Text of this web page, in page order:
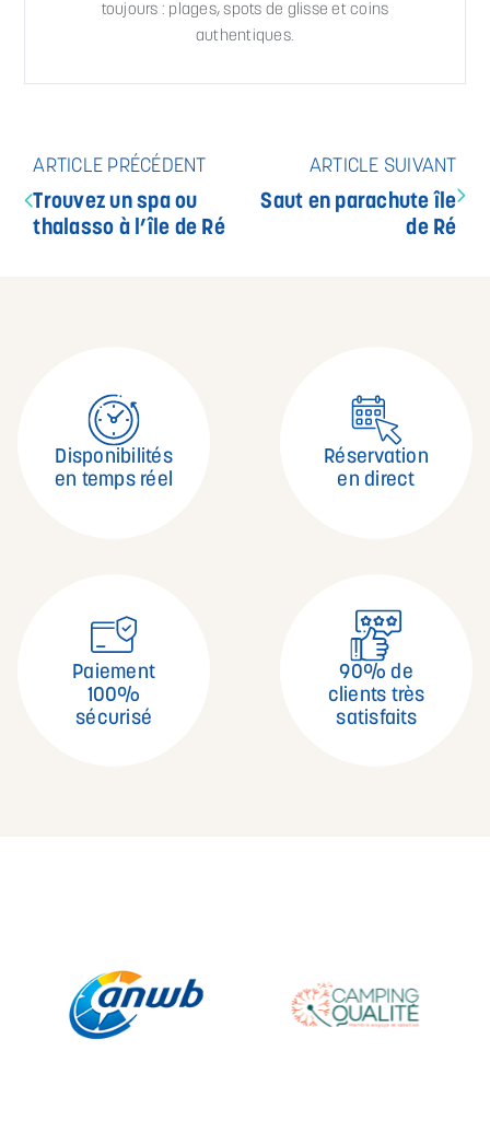
toujours : plages, spots de glisse et coins
authentiques.
ARTICLE PRÉCÉDENT
Trouvez un spa ou
thalasso à l’île de Ré
ARTICLE SUIVANT
Saut en parachute île
de Ré
Disponibilités
en temps réel
Réservation
en direct
Paiement
100%
sécurisé
90% de
clients très
satisfaits